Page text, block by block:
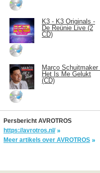
K3 - K3 Originals -
De Reünie Live (2
CD)
Marco Schuitmaker
Het Is Me Gelukt
(CD)
Persbericht AVROTROS
https://avrotros.nl/
Meer artikels over AVROTROS